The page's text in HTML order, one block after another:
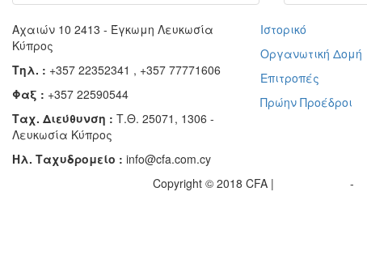
Αχαιών 10 2413 - Έγκωμη Λευκωσία
Κύπρος
Τηλ. : +357 22352341 , +357 77771606
Φαξ : +357 22590544
Ταχ. Διεύθυνση : Τ.Θ. 25071, 1306 -
Λευκωσία Κύπρος
Ηλ. Ταχυδρομείο : info@cfa.com.cy
Ιστορικό
Οργανωτική Δομή
Επιτροπές
Πρώην Προέδροι
Copyright © 2018 CFA | -